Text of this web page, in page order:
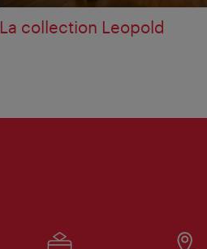
La collection Leopold